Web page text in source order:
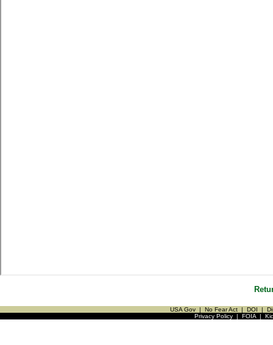
USA Gov | No Fear Act | DOI |
Privacy Policy| FOIA|